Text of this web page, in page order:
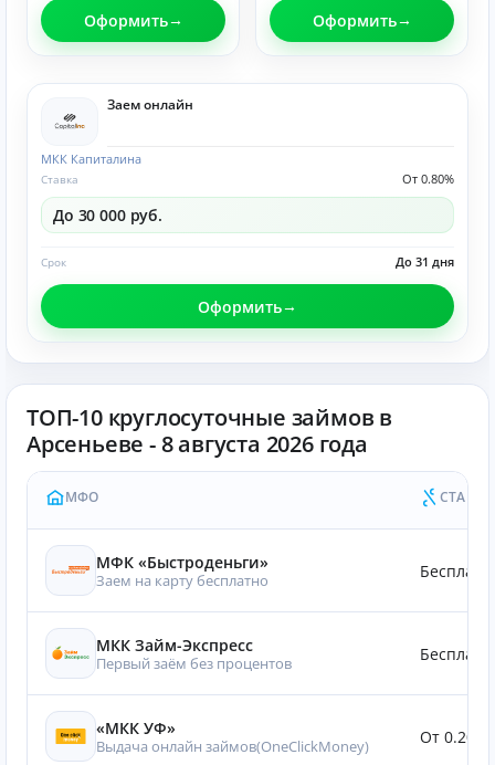
Оформить Оформить
Заем онлайн
МКК Капиталина
От 0.80%
Ставка
До 30 000 руб.
До 31 дня
Срок
Оформить
ТОП-10 круглосуточные займов в
Арсеньеве - 8 августа 2026 года
МФО СТАВКА
МФК «Быстроденьги»
Заем на карту бесплатно
МКК Займ-Экспресс
Первый заём без процентов
«МКК УФ»
Выдача онлайн займов(OneClickMoney) От 0.20%